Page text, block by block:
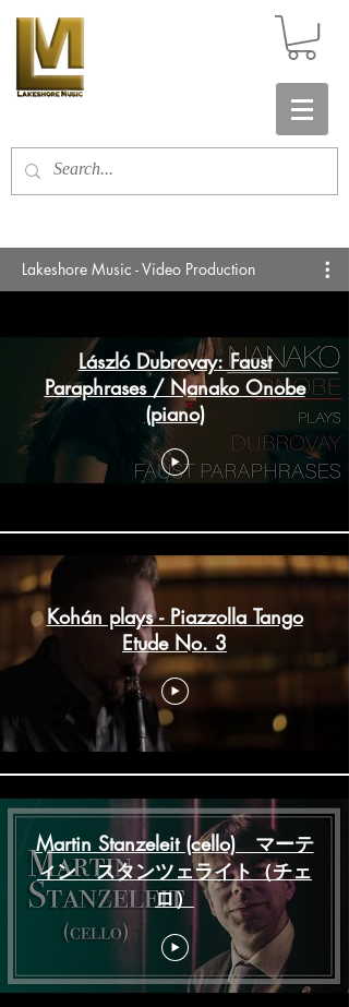
Lakeshore Music - Video Production
László Dubrovay: Faust
Paraphrases / Nanako Onobe
(piano)
Kohán plays - Piazzolla Tango
Etude No. 3
Martin Stanzeleit (cello) マーテ
ィン スタンツェライト（チェ
ロ）